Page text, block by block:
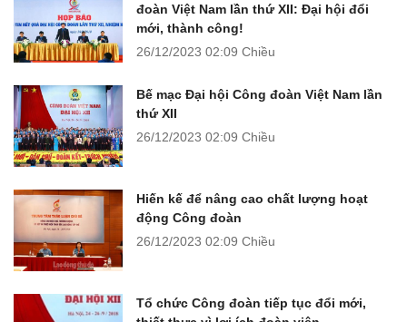
đoàn Việt Nam lần thứ XII: Đại hội đổi
mới, thành công!
26/12/2023 02:09 Chiều
Bế mạc Đại hội Công đoàn Việt Nam lần
thứ XII
26/12/2023 02:09 Chiều
Hiến kế để nâng cao chất lượng hoạt
động Công đoàn
26/12/2023 02:09 Chiều
Tổ chức Công đoàn tiếp tục đổi mới,